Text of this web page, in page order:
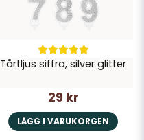
Tårtljus siffra, silver glitter
29 kr
LÄGG I VARUKORGEN